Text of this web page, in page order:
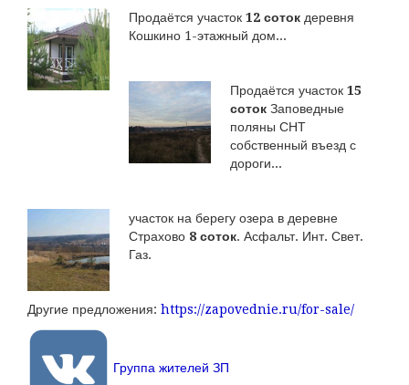
Продаётся участок 12 соток деревня
Кошкино 1-этажный дом...
Продаётся участок 15
соток Заповедные
поляны СНТ
собственный въезд с
дороги...
участок на берегу озера в деревне
Страхово 8 соток. Асфальт. Инт. Свет.
Газ.
Другие предложения: https://zapovednie.ru/for-sale/
Группа жителей ЗП